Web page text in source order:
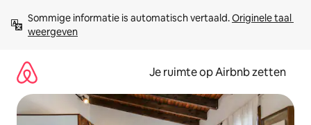
direct
naar
Sommige informatie is automatisch vertaald. Originele taal
weergeven
Je ruimte op Airbnb zetten